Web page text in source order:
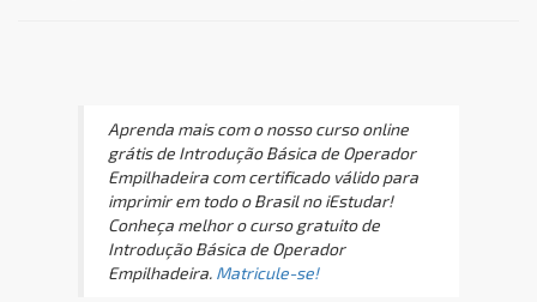
Aprenda mais com o nosso curso online
grátis de Introdução Básica de Operador
Empilhadeira com certificado válido para
imprimir em todo o Brasil no iEstudar!
Conheça melhor o curso gratuito de
Introdução Básica de Operador
Empilhadeira. Matricule-se!